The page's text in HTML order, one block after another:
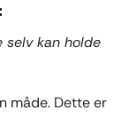
selv kan holde
måde. Dette er